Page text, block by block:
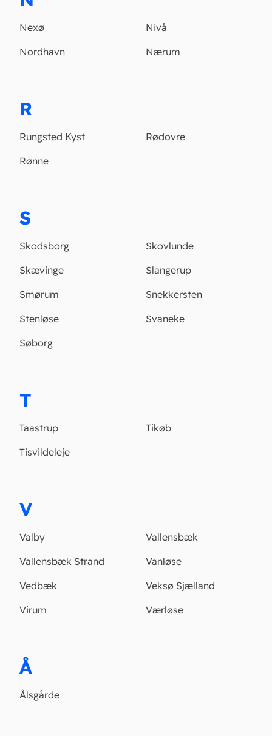
Nexø
Nivå
Nordhavn
Nærum
R
Rungsted Kyst
Rødovre
Rønne
S
Skodsborg
Skovlunde
Skævinge
Slangerup
Smørum
Snekkersten
Stenløse
Svaneke
Søborg
T
Taastrup
Tikøb
Tisvildeleje
V
Valby
Vallensbæk
Vallensbæk Strand
Vanløse
Vedbæk
Veksø Sjælland
Virum
Værløse
Å
Ålsgårde